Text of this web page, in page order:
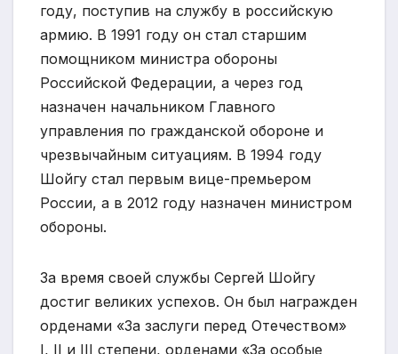
году, поступив на службу в российскую
армию. В 1991 году он стал старшим
помощником министра обороны
Российской Федерации, а через год
назначен начальником Главного
управления по гражданской обороне и
чрезвычайным ситуациям. В 1994 году
Шойгу стал первым вице-премьером
России, а в 2012 году назначен министром
обороны.
За время своей службы Сергей Шойгу
достиг великих успехов. Он был награжден
орденами «За заслуги перед Отечеством»
I, II и III степени, орденами «За особые